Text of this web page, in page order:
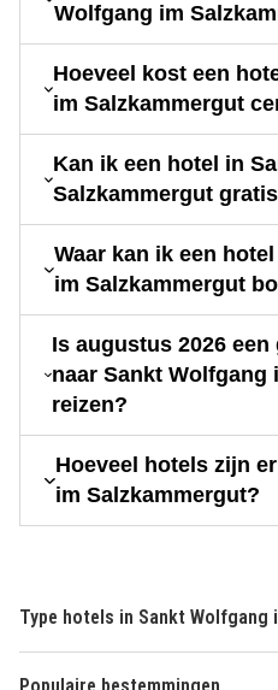
Wolfgang im
Hoeveel kost een
im Salzkammergut
Kan ik een hotel in
Salzkammergut
Waar kan ik een
im Salzkammergut
Is augustus 2026
naar Sankt Wolfgang
reizen?
Hoeveel hotels zijn
im Salzkammergut?
Type hotels in Sankt Wolfgang